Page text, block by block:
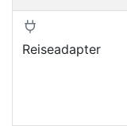
Reiseadapter